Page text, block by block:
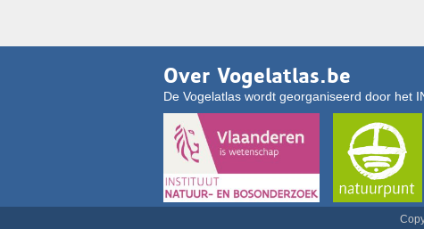
Over Vogelatlas.be
De Vogelatlas wordt georganiseerd door het